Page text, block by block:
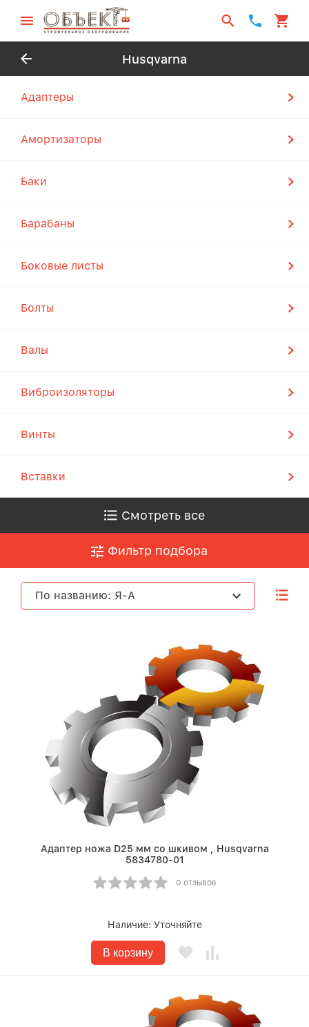
Husqvarna
Адаптеры
Амортизаторы
Баки
Барабаны
Боковые листы
Болты
Валы
Виброизоляторы
Винты
Вставки
Смотреть все
Фильтр подбора
По названию: Я-А
Адаптер ножа D25 мм со шкивом , Husqvarna
5834780-01
0 отзывов
Наличие: Уточняйте
В корзину